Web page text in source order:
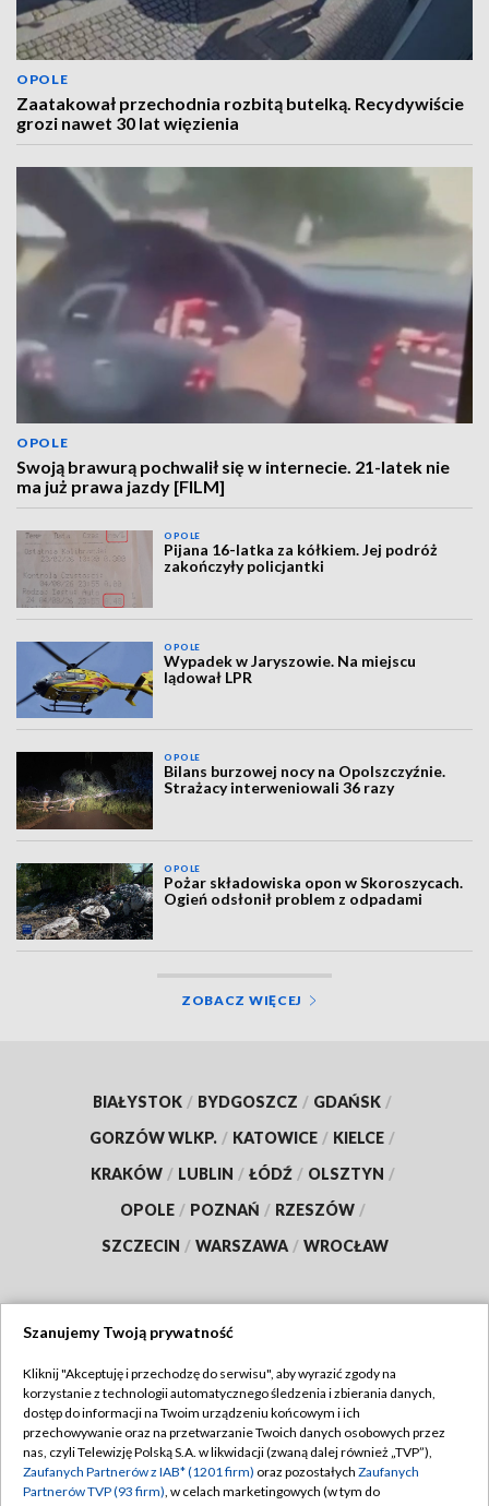
OPOLE
Zaatakował przechodnia rozbitą butelką. Recydywiście
grozi nawet 30 lat więzienia
OPOLE
Swoją brawurą pochwalił się w internecie. 21-latek nie
ma już prawa jazdy [FILM]
OPOLE
Pijana 16-latka za kółkiem. Jej podróż
zakończyły policjantki
OPOLE
Wypadek w Jaryszowie. Na miejscu
lądował LPR
OPOLE
Bilans burzowej nocy na Opolszczyźnie.
Strażacy interweniowali 36 razy
OPOLE
Pożar składowiska opon w Skoroszycach.
Ogień odsłonił problem z odpadami
ZOBACZ WIĘCEJ
BIAŁYSTOK / BYDGOSZCZ / GDAŃSK /
GORZÓW WLKP. / KATOWICE / KIELCE /
KRAKÓW / LUBLIN / ŁÓDŹ / OLSZTYN /
OPOLE / POZNAŃ / RZESZÓW /
SZCZECIN / WARSZAWA / WROCŁAW
TVP
Abonament TVP
Emisja w TVP
Regulamin TVP
Polityka prywatności
Szanujemy Twoją prywatność
Kliknij "Akceptuję i przechodzę do serwisu", aby wyrazić zgody na
korzystanie z technologii automatycznego śledzenia i zbierania danych,
dostęp do informacji na Twoim urządzeniu końcowym i ich
przechowywanie oraz na przetwarzanie Twoich danych osobowych przez
nas, czyli Telewizję Polską S.A. w likwidacji (zwaną dalej również „TVP”),
Zaufanych Partnerów z IAB* (1201 firm) oraz pozostałych Zaufanych
Partnerów TVP (93 firm), w celach marketingowych (w tym do